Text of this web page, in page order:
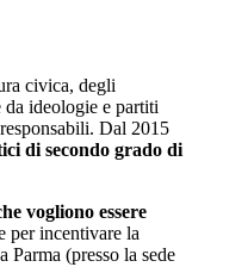
civica, degli
ideologie e partiti
Dal 2015
di secondo grado di
vogliono essere
per incentivare la
Parma (presso la sede